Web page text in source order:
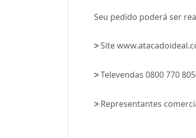
Seu pedido poderá ser
> Site
> Televendas 0800 770
> Representantes